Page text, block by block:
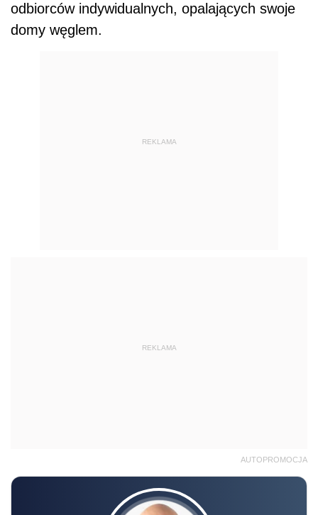
odbiorców indywidualnych, opalających swoje
domy węglem.
REKLAMA
REKLAMA
AUTOPROMOCJA